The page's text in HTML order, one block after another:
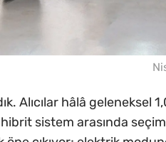
Alıcılar hâlâ geleneksel
sistem arasında